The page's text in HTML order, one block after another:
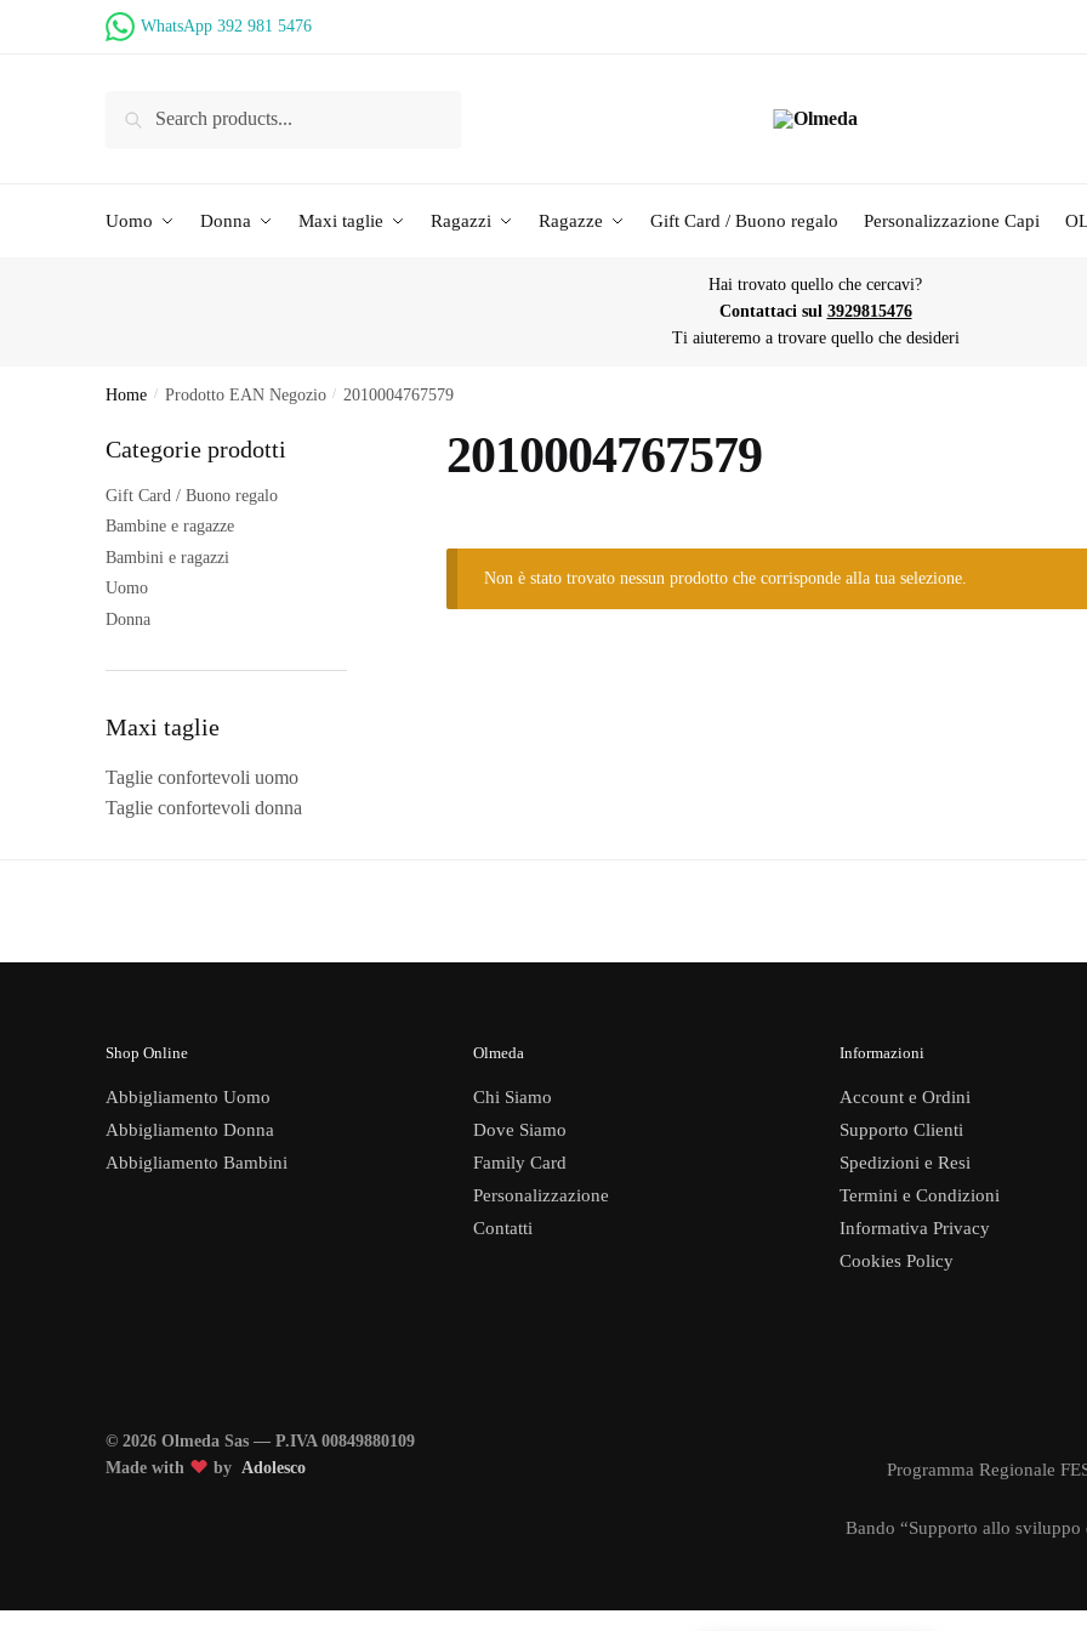
WhatsApp 392 981 5476
Uomo Donna Maxi taglie Ragazzi Ragazze Gift Card / Buono regalo Personalizzazione Capi
Hai trovato quello che cercavi?
Contattaci sul 3929815476
Ti aiuteremo a trovare quello che desideri
Home / Prodotto EAN Negozio / 2010004767579
2010004767579
Non è stato trovato nessun prodotto che corrisponde alla tua selezione.
Categorie prodotti
Gift Card / Buono regalo
Bambine e ragazze
Bambini e ragazzi
Uomo
Donna
Maxi taglie
Taglie confortevoli uomo
Taglie confortevoli donna
Shop Online
Abbigliamento Uomo
Abbigliamento Donna
Abbigliamento Bambini
Olmeda
Chi Siamo
Dove Siamo
Family Card
Personalizzazione
Contatti
Informazioni
Account e Ordini
Supporto Clienti
Spedizioni e Resi
Termini e Condizioni
Informativa Privacy
Cookies Policy
© 2026 Olmeda Sas — P.IVA 00849880109
Made with
by Adolesco
Programma Regionale
Bando “Supporto allo